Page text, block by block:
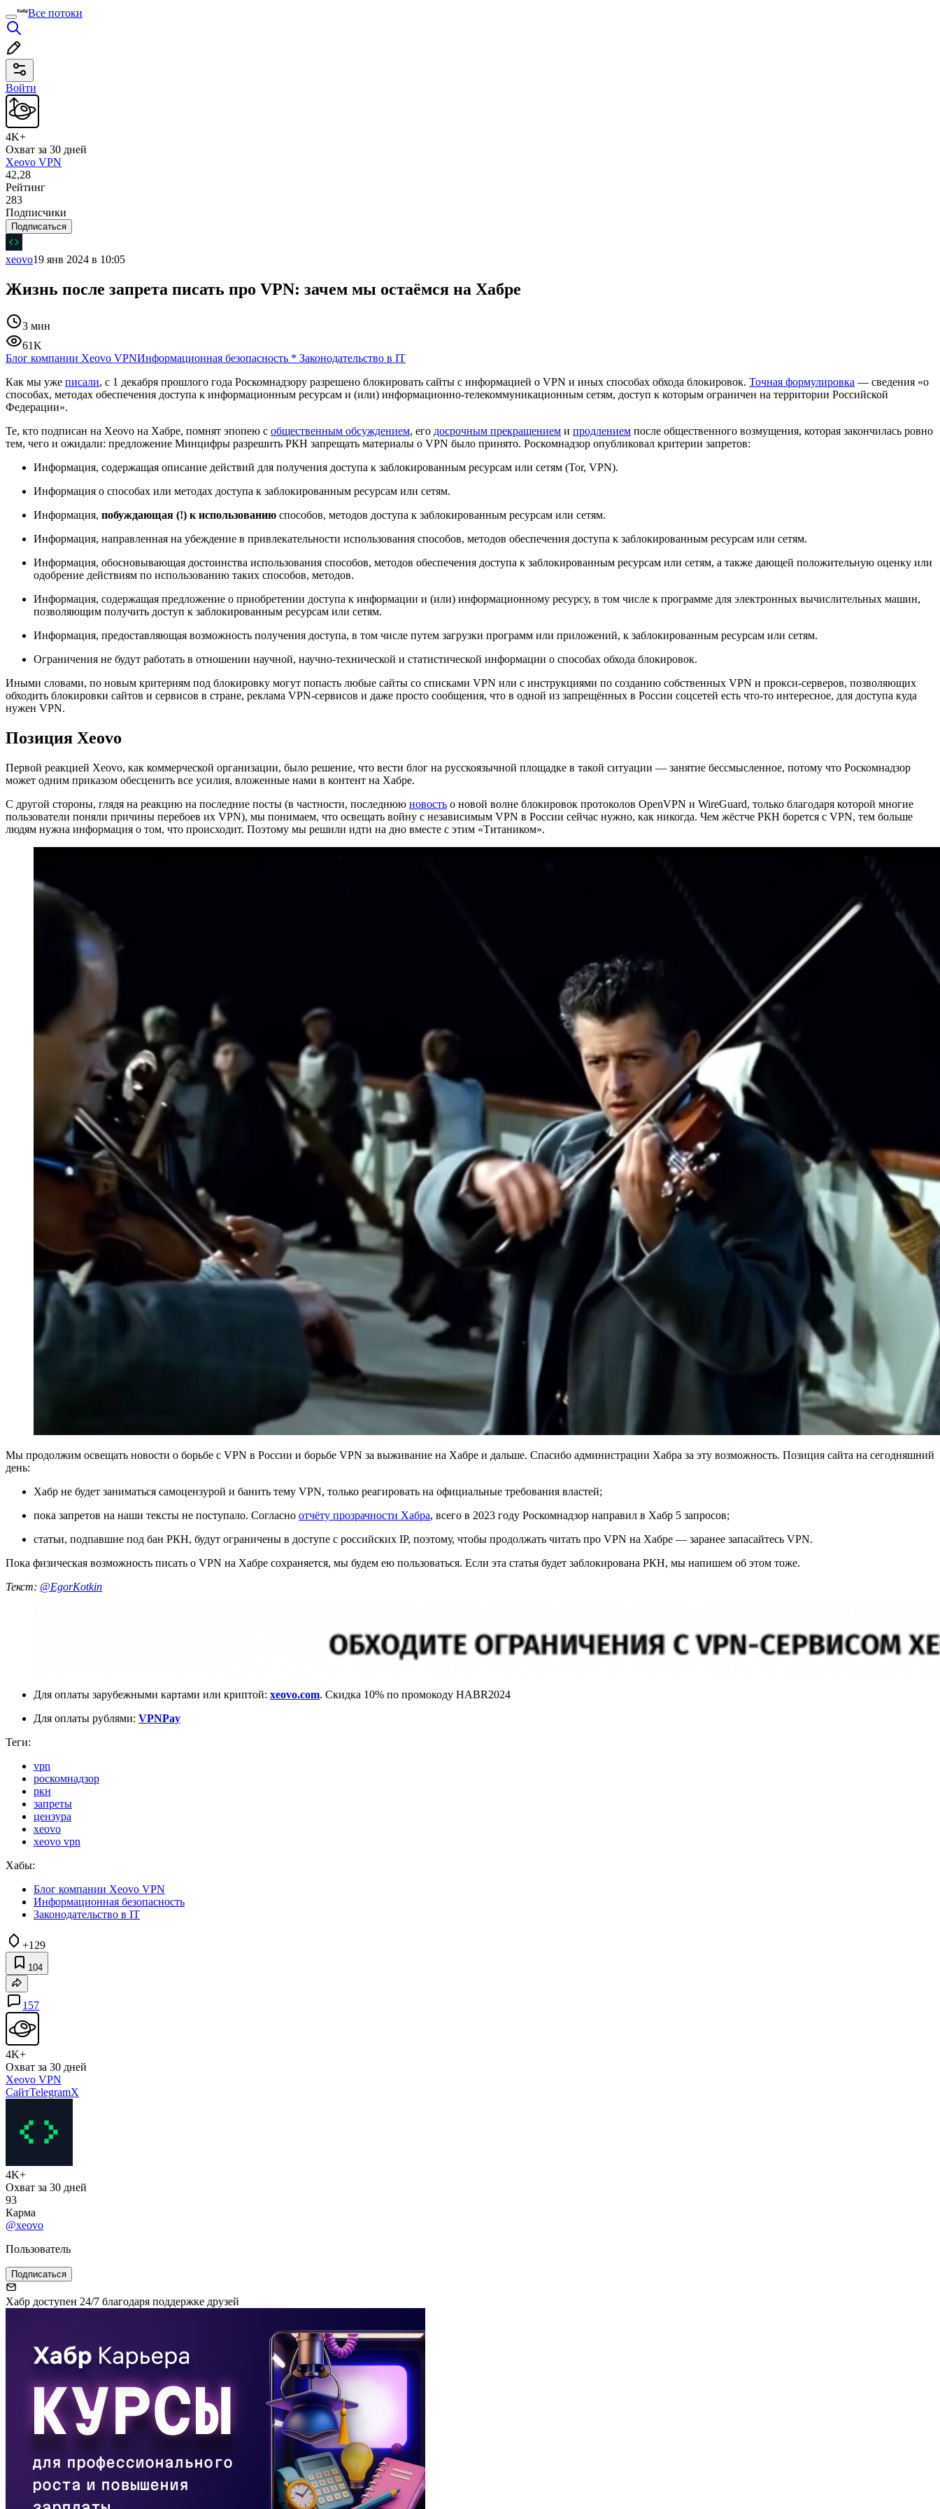
Все потоки
Войти
4K+
Охват за 30 дней
Xeovo VPN
42,28
Рейтинг
283
Подписчики
Подписаться
xeovo19 янв 2024 в 10:05
Жизнь после запрета писать про VPN: зачем мы остаёмся на Хабре
3 мин
61K
Блог компании Xeovo VPNИнформационная безопасность * Законодательство в IT
Как мы уже писали, с 1 декабря прошлого года Роскомнадзору разрешено блокировать сайты с информацией о VPN и иных способах обхода блокировок. Точная формулировка — сведения «о
способах, методах обеспечения доступа к информационным ресурсам и (или) информационно-телекоммуникационным сетям, доступ к которым ограничен на территории Российской
Федерации».
Те, кто подписан на Xeovo на Хабре, помнят эпопею с общественным обсуждением, его досрочным прекращением и продлением после общественного возмущения, которая закончилась ровно
тем, чего и ожидали: предложение Минцифры разрешить РКН запрещать материалы о VPN было принято. Роскомнадзор опубликовал критерии запретов:
Информация, содержащая описание действий для получения доступа к заблокированным ресурсам или сетям (Tor, VPN).
Информация о способах или методах доступа к заблокированным ресурсам или сетям.
Информация, побуждающая (!) к использованию способов, методов доступа к заблокированным ресурсам или сетям.
Информация, направленная на убеждение в привлекательности использования способов, методов обеспечения доступа к заблокированным ресурсам или сетям.
Информация, обосновывающая достоинства использования способов, методов обеспечения доступа к заблокированным ресурсам или сетям, а также дающей положительную оценку или
одобрение действиям по использованию таких способов, методов.
Информация, содержащая предложение о приобретении доступа к информации и (или) информационному ресурсу, в том числе к программе для электронных вычислительных машин,
позволяющим получить доступ к заблокированным ресурсам или сетям.
Информация, предоставляющая возможность получения доступа, в том числе путем загрузки программ или приложений, к заблокированным ресурсам или сетям.
Ограничения не будут работать в отношении научной, научно-технической и статистической информации о способах обхода блокировок.
Иными словами, по новым критериям под блокировку могут попасть любые сайты со списками VPN или с инструкциями по созданию собственных VPN и прокси-серверов, позволяющих
обходить блокировки сайтов и сервисов в стране, реклама VPN-сервисов и даже просто сообщения, что в одной из запрещённых в России соцсетей есть что-то интересное, для доступа куда
нужен VPN.
Позиция Xeovo
Первой реакцией Xeovo, как коммерческой организации, было решение, что вести блог на русскоязычной площадке в такой ситуации — занятие бессмысленное, потому что Роскомнадзор
может одним приказом обесценить все усилия, вложенные нами в контент на Хабре.
С другой стороны, глядя на реакцию на последние посты (в частности, последнюю новость о новой волне блокировок протоколов OpenVPN и WireGuard, только благодаря которой многие
пользователи поняли причины перебоев их VPN), мы понимаем, что освещать войну с независимым VPN в России сейчас нужно, как никогда. Чем жёстче РКН борется с VPN, тем больше
людям нужна информация о том, что происходит. Поэтому мы решили идти на дно вместе с этим «Титаником».
Мы продолжим освещать новости о борьбе с VPN в России и борьбе VPN за выживание на Хабре и дальше. Спасибо администрации Хабра за эту возможность. Позиция сайта на сегодняшний
день:
Хабр не будет заниматься самоцензурой и банить тему VPN, только реагировать на официальные требования властей;
пока запретов на наши тексты не поступало. Согласно отчёту прозрачности Хабра, всего в 2023 году Роскомнадзор направил в Хабр 5 запросов;
статьи, подпавшие под бан РКН, будут ограничены в доступе с российских IP, поэтому, чтобы продолжать читать про VPN на Хабре — заранее запасайтесь VPN.
Пока физическая возможность писать о VPN на Хабре сохраняется, мы будем ею пользоваться. Если эта статья будет заблокирована РКН, мы напишем об этом тоже.
Текст: @EgorKotkin
Для оплаты зарубежными картами или криптой: xeovo.com. Скидка 10% по промокоду HABR2024
Для оплаты рублями: VPNPay
Теги:
vpn
роскомнадзор
ркн
запреты
цензура
xeovo
xeovo vpn
Хабы:
Блог компании Xeovo VPN
Информационная безопасность
Законодательство в IT
+129
104
157
4K+
Охват за 30 дней
Xeovo VPN
СайтTelegramX
4K+
Охват за 30 дней
93
Карма
@xeovo
Пользователь
Подписаться
Хабр доступен 24/7 благодаря поддержке друзей